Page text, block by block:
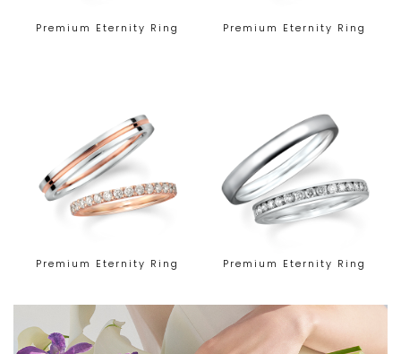
Premium Eternity Ring Premium Eternity Ring
Premium Eternity Ring Premium Eternity Ring